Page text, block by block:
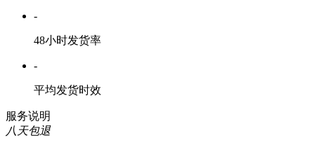
-
48小时发货率
-
平均发货时效
服务说明
八天包退